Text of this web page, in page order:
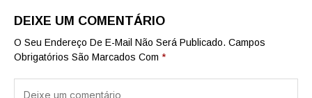
DEIXE UM COMENTÁRIO
O Seu Endereço De E-Mail Não Será Publicado. Campos
Obrigatórios São Marcados Com *